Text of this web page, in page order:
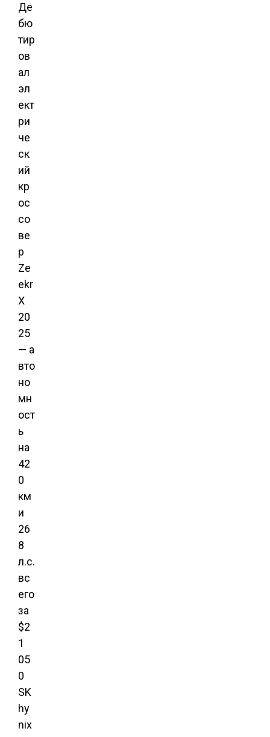
Н
а
в
и
г
а
ц
и
я
п
о
з
а
п
и
с
я
м
Де
бю
тир
ов
ал
эл
ект
ри
че
ск
ий
кр
ос
со
ве
р
Ze
ekr
X
20
25
— а
вто
но
мн
ост
ь
на
42
0
км
и
26
8
л.с.
вс
его
за
$2
1
05
0
SK
hy
nix